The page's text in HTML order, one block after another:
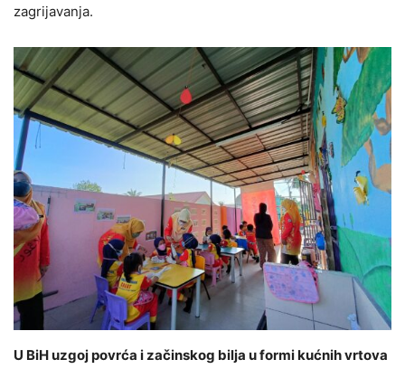
zagrijavanja.
U BiH uzgoj povrća i začinskog bilja u formi kućnih vrtova